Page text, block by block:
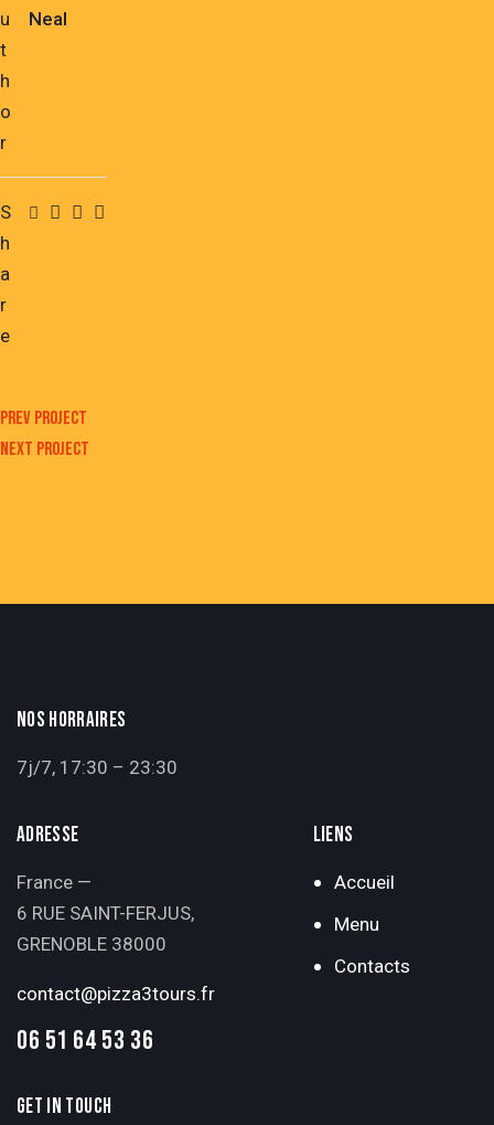
u
t
h
o
r
Neal
S
h
a
r
e
Prev Project
Next Project
NOS HORRAIRES
7j/7, 17:30 – 23:30
ADRESSE
France —
6 RUE SAINT-FERJUS,
GRENOBLE 38000
contact@pizza3tours.fr
06 51 64 53 36
LIENS
Accueil
Menu
Contacts
GET IN TOUCH